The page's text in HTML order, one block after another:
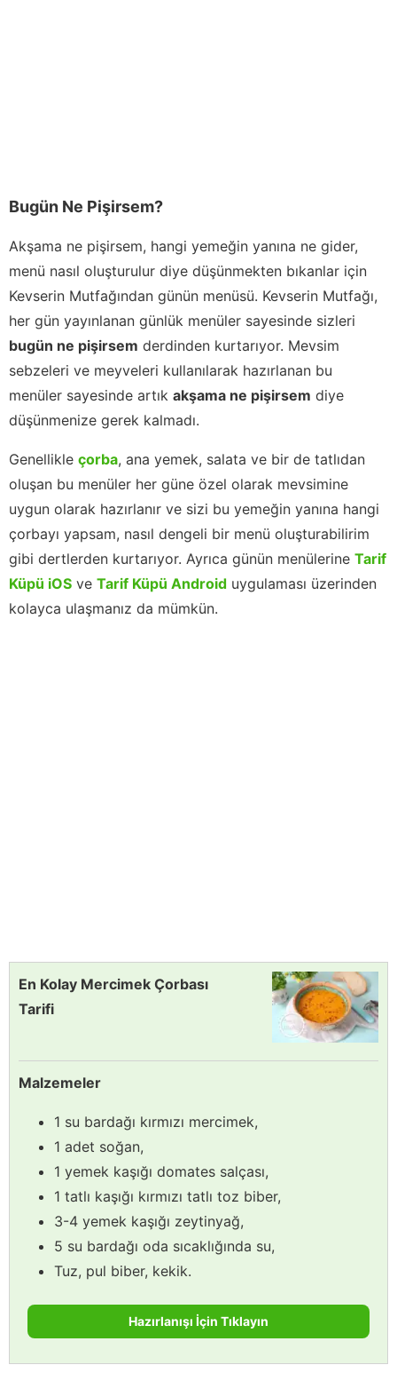
Bugün Ne Pişirsem?
Akşama ne pişirsem, hangi yemeğin yanına ne gider,
menü nasıl oluşturulur diye düşünmekten bıkanlar için
Kevserin Mutfağından günün menüsü. Kevserin Mutfağı,
her gün yayınlanan günlük menüler sayesinde sizleri
bugün ne pişirsem derdinden kurtarıyor. Mevsim
sebzeleri ve meyveleri kullanılarak hazırlanan bu
menüler sayesinde artık akşama ne pişirsem diye
düşünmenize gerek kalmadı.
Genellikle çorba, ana yemek, salata ve bir de tatlıdan
oluşan bu menüler her güne özel olarak mevsimine
uygun olarak hazırlanır ve sizi bu yemeğin yanına hangi
çorbayı yapsam, nasıl dengeli bir menü oluşturabilirim
gibi dertlerden kurtarıyor. Ayrıca günün menülerine Tarif
Küpü iOS ve Tarif Küpü Android uygulaması üzerinden
kolayca ulaşmanız da mümkün.
En Kolay Mercimek Çorbası
Tarifi
Malzemeler
1 su bardağı kırmızı mercimek,
1 adet soğan,
1 yemek kaşığı domates salçası,
1 tatlı kaşığı kırmızı tatlı toz biber,
3-4 yemek kaşığı zeytinyağ,
5 su bardağı oda sıcaklığında su,
Tuz, pul biber, kekik.
Hazırlanışı İçin Tıklayın